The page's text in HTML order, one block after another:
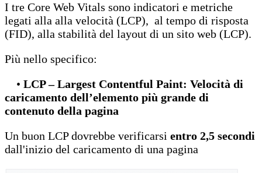
I tre Core Web Vitals sono indicatori e metriche
legati alla alla velocità (LCP), al tempo di risposta
(FID), alla stabilità del layout di un sito web (LCP).
Più nello specifico:
• LCP – Largest Contentful Paint: Velocità di
caricamento dell’elemento più grande di
contenuto della pagina
Un buon LCP dovrebbe verificarsi entro 2,5 secondi
dall'inizio del caricamento di una pagina